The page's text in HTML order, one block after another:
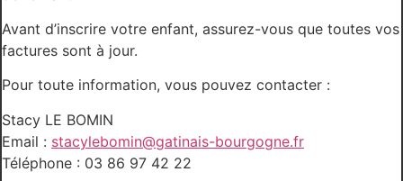
Avant d’inscrire votre enfant, assurez-vous que toutes vos
factures sont à jour.
Pour toute information, vous pouvez contacter :
Stacy LE BOMIN
Email : stacylebomin@gatinais-bourgogne.fr
Téléphone : 03 86 97 42 22